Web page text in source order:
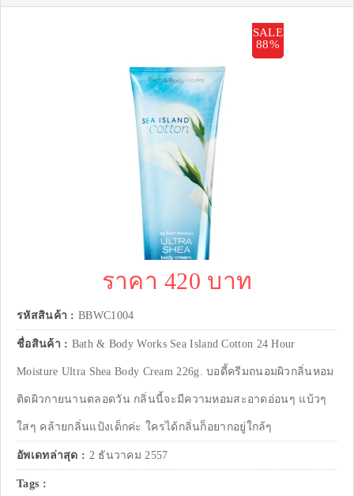
SALE
88%
ราคา 420 บาท
รหัสสินค้า : BBWC1004
ชื่อสินค้า : Bath & Body Works Sea Island Cotton 24 Hour
Moisture Ultra Shea Body Cream 226g. บอดี้ครีมถนอมผิวกลิ่นหอม
ติดผิวกายนานตลอดวัน กลิ่นนี้จะมีความหอมสะอาดอ่อนๆ แบ้วๆ
ใสๆ คล้ายกลิ่นแป้งเด็กค่ะ ใครได้กลิ่นก็อยากอยู่ใกล้ๆ
อัพเดทล่าสุด : 2 ธันวาคม 2557
Tags :